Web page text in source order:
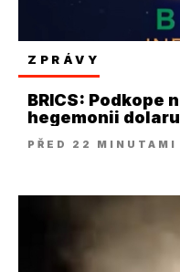
ZPRÁVY
BRICS: Podkope
hegemonii
PŘED 22 MINUTAMI